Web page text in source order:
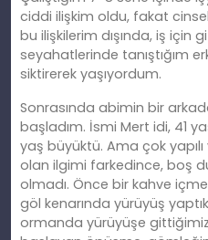
ciddi ilişkim oldu, fakat
bu ilişkilerim dışında, iş için
seyahatlerinde tanıştığım
siktirerek yaşıyordum.
Sonrasında abimin bir
başladım. İsmi Mert idi, 41
yaş büyüktü. Ama çok yapılı
olan ilgimi farkedince, boş
olmadı. Önce bir kahve
göl kenarında yürüyüş
ormanda yürüyüşe